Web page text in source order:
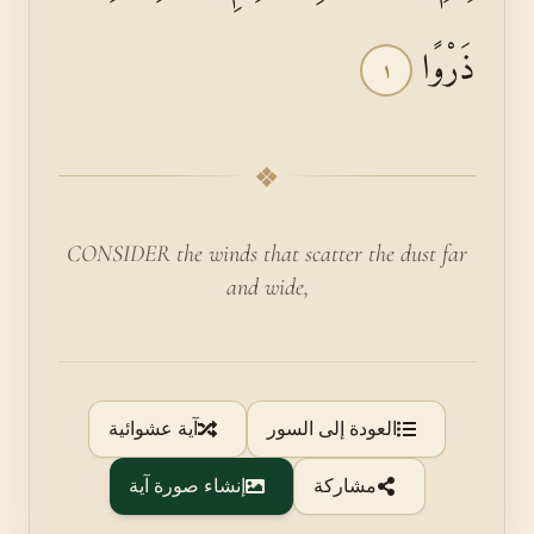
ذَرْوًا ١
❖
CONSIDER the winds that scatter the dust far
and wide,
العودة إلى السور آية عشوائية
مشاركة إنشاء صورة آية